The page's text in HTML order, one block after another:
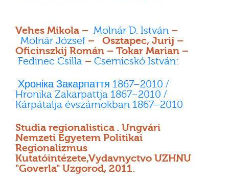
Vehes Mikola – Molnár D. István –
Molnár József – Osztapec, Jurij –
Oficinszkij Román – Tokar Marian –
Fedinec Csilla – Csernicskó István:
Хроніка Закарпаття 1867–2010 /
Hronika Zakarpattja 1867–2010 /
Kárpátalja évszámokban 1867–2010
Studia regionalistica . Ungvári
Nemzeti Egyetem Politikai
Regionalizmus
Kutatóintézete,Vydavnyctvo UZHNU
"Goverla" Uzgorod, 2011.